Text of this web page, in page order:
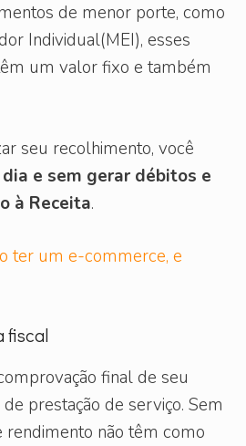
de menor porte, como
Individual(MEI), esses
um valor fixo e também
seu recolhimento, você
e sem gerar débitos e
à Receita.
ter um e-commerce, e
fiscal
final de seu
prestação de serviço. Sem
rendimento não têm como